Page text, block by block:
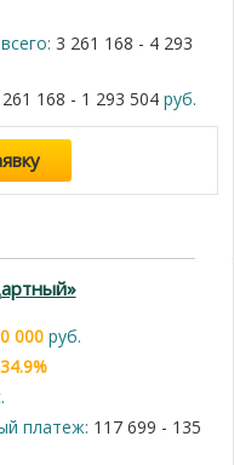
3 261 168 - 4 293
261 168 - 1 293 504руб.
000руб.
платеж: 117 699 - 135